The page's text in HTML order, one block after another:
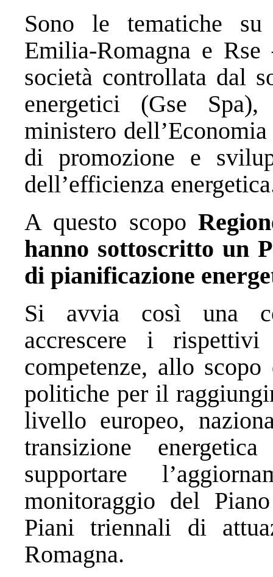
Sono le tematiche su
Emilia-Romagna e
società controllata dal
energetici (Gse Spa),
ministero
di promozione e
dell’efficienza
A questo scopo
hanno sottoscritto un
di pianificazione
Si avvia così una
accrescere i
competenze, allo
politiche per il
livello europeo,
transizione
supportare
monitoraggio del
Piani triennali di
Romagna.